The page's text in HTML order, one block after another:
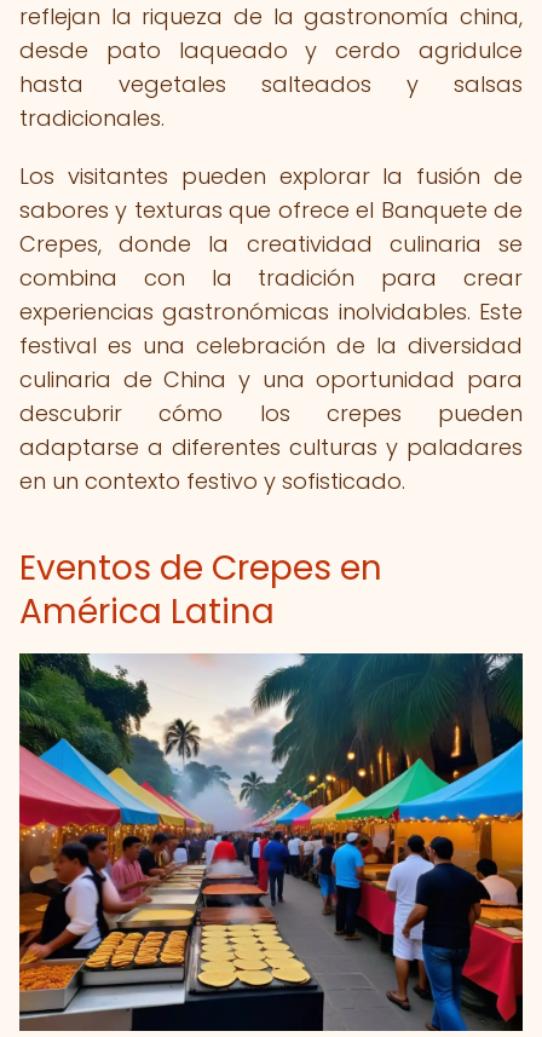
reflejan la riqueza de la gastronomía china,
desde pato laqueado y cerdo agridulce
hasta vegetales salteados y salsas
tradicionales.
Los visitantes pueden explorar la fusión de
sabores y texturas que ofrece el Banquete de
Crepes, donde la creatividad culinaria se
combina con la tradición para crear
experiencias gastronómicas inolvidables. Este
festival es una celebración de la diversidad
culinaria de China y una oportunidad para
descubrir cómo los crepes pueden
adaptarse a diferentes culturas y paladares
en un contexto festivo y sofisticado.
Eventos de Crepes en
América Latina